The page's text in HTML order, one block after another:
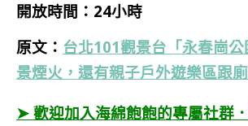
開放時間：24小時
原文： 台北101觀景台「永春崗
景煙火，還有親子戶外遊樂區跟廁
➤ 歡迎加入海綿飽飽的專屬社群